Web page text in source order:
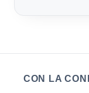
CON LA